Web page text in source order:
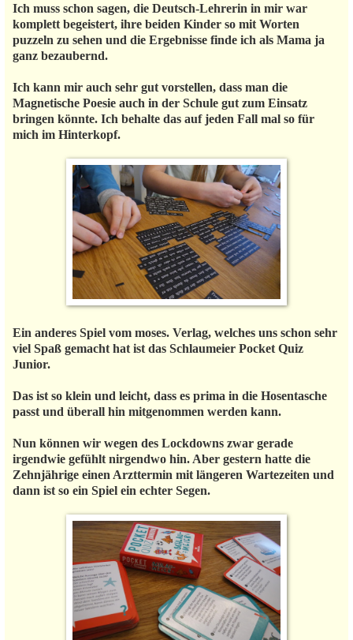
Ich muss schon sagen, die Deutsch-Lehrerin in mir war
komplett begeistert, ihre beiden Kinder so mit Worten
puzzeln zu sehen und die Ergebnisse finde ich als Mama ja
ganz bezaubernd.
Ich kann mir auch sehr gut vorstellen, dass man die
Magnetische Poesie auch in der Schule gut zum Einsatz
bringen könnte. Ich behalte das auf jeden Fall mal so für
mich im Hinterkopf.
Ein anderes Spiel vom moses. Verlag, welches uns schon sehr
viel Spaß gemacht hat ist das Schlaumeier Pocket Quiz
Junior.
Das ist so klein und leicht, dass es prima in die Hosentasche
passt und überall hin mitgenommen werden kann.
Nun können wir wegen des Lockdowns zwar gerade
irgendwie gefühlt nirgendwo hin. Aber gestern hatte die
Zehnjährige einen Arzttermin mit längeren Wartezeiten und
dann ist so ein Spiel ein echter Segen.